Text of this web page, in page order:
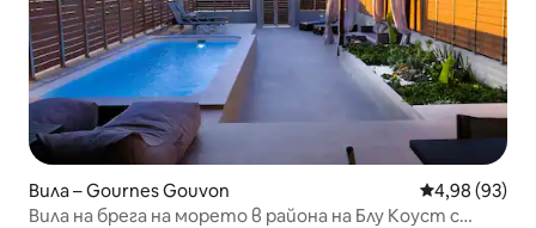
Вила – Gournes Gouvon Средна
4,98 (93)
Вила на брега на морето в района на Блу Коуст с